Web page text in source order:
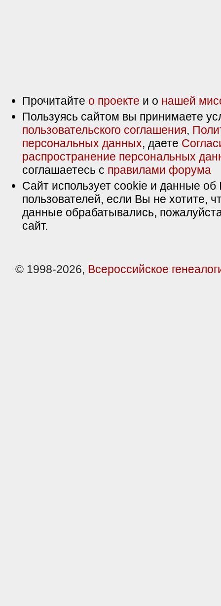
Прочитайте о проекте и о нашей
Пользуясь сайтом вы принимаете
пользовательского соглашения,
персональных данных, даете
распространение персональных
соглашаетесь с правилами форума
Сайт использует cookie и данные об
пользователей, если Вы не хотите,
данные обрабатывались,
сайт.
© 1998-2026, Всероссийское